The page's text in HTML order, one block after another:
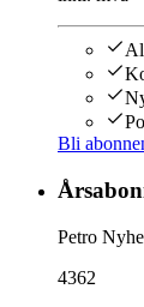
Bli
Petro
4362